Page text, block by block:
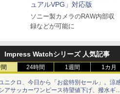
ュアルVPG」対応版
ソニー製カメラのRAW内部収
録などが可能に
Impress Watchシリーズ 人気記事
24時間 1週間 1カ月
ニクロ、今日から「お盆特別セール」。涼
アサッカーワンピース待望値下げ、撥水ギ